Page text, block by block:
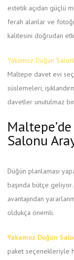
estetik açıdan güçlü
ferah alanlar ve
kalitesini doğrudan
Yakamoz Düğün
Maltepe davet evi
süslemeleri,
davetler unutulmaz
Salonu
Düğün planlaması
başında bütçe
avantajından
oldukça önemli.
Yakamoz Düğün
paket seçenekleriyle